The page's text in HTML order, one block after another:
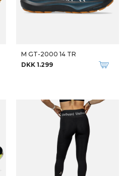
DKK 1.300
M ZOOMX VAPORFLY NEXT 4 ELIUD
Qalipaatit arlallit
M CLIFTON 9 GTX